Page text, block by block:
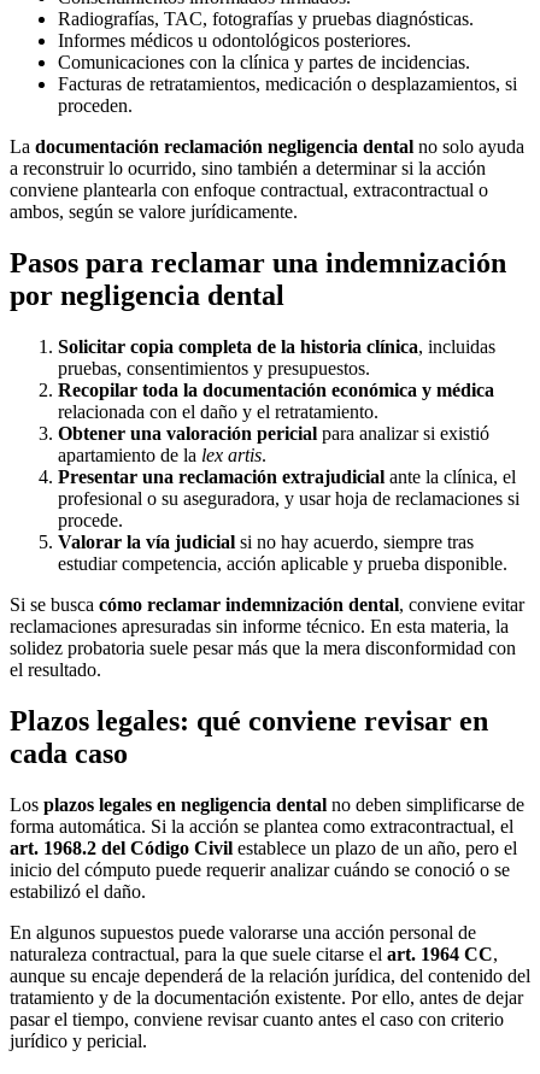
Radiografías, TAC, fotografías y pruebas diagnósticas.
Informes médicos u odontológicos posteriores.
Comunicaciones con la clínica y partes de incidencias.
Facturas de retratamientos, medicación o desplazamientos, si
proceden.
La documentación reclamación negligencia dental no solo ayuda
a reconstruir lo ocurrido, sino también a determinar si la acción
conviene plantearla con enfoque contractual, extracontractual o
ambos, según se valore jurídicamente.
Pasos para reclamar una indemnización
por negligencia dental
Solicitar copia completa de la historia clínica, incluidas
pruebas, consentimientos y presupuestos.
Recopilar toda la documentación económica y médica
relacionada con el daño y el retratamiento.
Obtener una valoración pericial para analizar si existió
apartamiento de la lex artis.
Presentar una reclamación extrajudicial ante la clínica, el
profesional o su aseguradora, y usar hoja de reclamaciones si
procede.
Valorar la vía judicial si no hay acuerdo, siempre tras
estudiar competencia, acción aplicable y prueba disponible.
Si se busca cómo reclamar indemnización dental, conviene evitar
reclamaciones apresuradas sin informe técnico. En esta materia, la
solidez probatoria suele pesar más que la mera disconformidad con
el resultado.
Plazos legales: qué conviene revisar en
cada caso
Los plazos legales en negligencia dental no deben simplificarse de
forma automática. Si la acción se plantea como extracontractual, el
art. 1968.2 del Código Civil establece un plazo de un año, pero el
inicio del cómputo puede requerir analizar cuándo se conoció o se
estabilizó el daño.
En algunos supuestos puede valorarse una acción personal de
naturaleza contractual, para la que suele citarse el art. 1964 CC,
aunque su encaje dependerá de la relación jurídica, del contenido del
tratamiento y de la documentación existente. Por ello, antes de dejar
pasar el tiempo, conviene revisar cuanto antes el caso con criterio
jurídico y pericial.